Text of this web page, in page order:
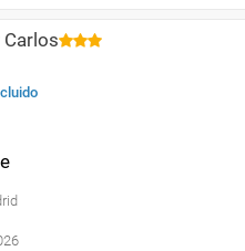
Carlos